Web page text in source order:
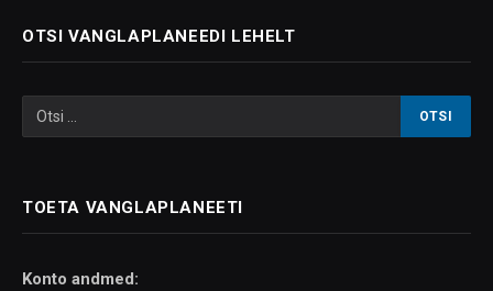
OTSI VANGLAPLANEEDI LEHELT
TOETA VANGLAPLANEETI
Konto andmed: